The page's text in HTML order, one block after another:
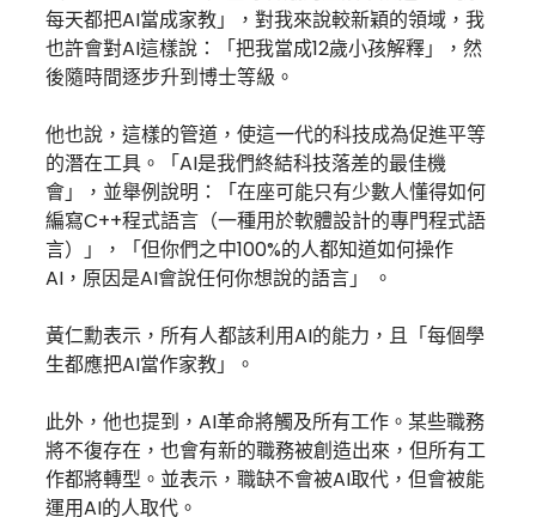
每天都把AI當成家教」，對我來說較新穎的領域，我
也許會對AI這樣說：「把我當成12歲小孩解釋」，然
後隨時間逐步升到博士等級。
他也說，這樣的管道，使這一代的科技成為促進平等
的潛在工具。「AI是我們終結科技落差的最佳機
會」，並舉例說明：「在座可能只有少數人懂得如何
編寫C++程式語言（一種用於軟體設計的專門程式語
言）」，「但你們之中100%的人都知道如何操作
AI，原因是AI會說任何你想說的語言」 。
黃仁勳表示，所有人都該利用AI的能力，且「每個學
生都應把AI當作家教」。
此外，他也提到，AI革命將觸及所有工作。某些職務
將不復存在，也會有新的職務被創造出來，但所有工
作都將轉型。並表示，職缺不會被AI取代，但會被能
運用AI的人取代。